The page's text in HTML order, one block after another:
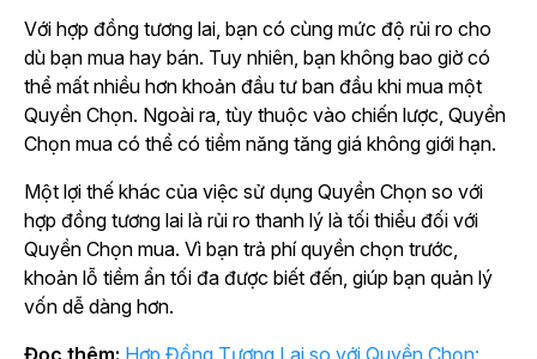
Với hợp đồng tương lai, bạn có cùng mức độ rủi ro cho
dù bạn mua hay bán. Tuy nhiên, bạn không bao giờ có
thể mất nhiều hơn khoản đầu tư ban đầu khi mua một
Quyền Chọn. Ngoài ra, tùy thuộc vào chiến lược, Quyền
Chọn mua có thể có tiềm năng tăng giá không giới hạn.
Một lợi thế khác của việc sử dụng Quyền Chọn so với
hợp đồng tương lai là rủi ro thanh lý là tối thiểu đối với
Quyền Chọn mua. Vì bạn trả phí quyền chọn trước,
khoản lỗ tiềm ẩn tối đa được biết đến, giúp bạn quản lý
vốn dễ dàng hơn.
Đọc thêm: Hợp Đồng Tương Lai so với Quyền Chọn: